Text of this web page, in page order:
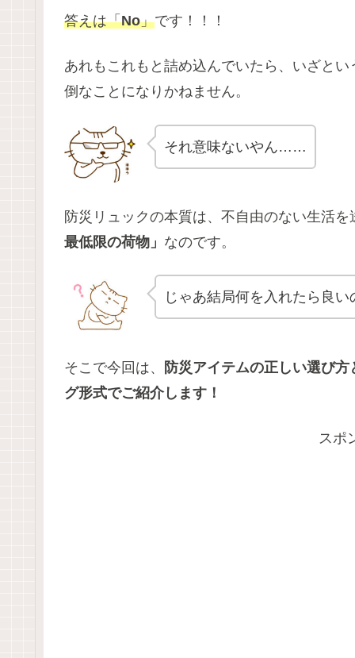
答えは「No」です！！！
あれもこれもと詰め込んでいたら、いざと
倒なことになりかねません。
それ意味ないやん……
防災リュックの本質は、不自由のない生活
最低限の荷物」 なのです。
じゃあ結局何を入れたら良い
そこで今回は、
防災アイテムの正しい選び
グ形式でご紹介します！
スポ